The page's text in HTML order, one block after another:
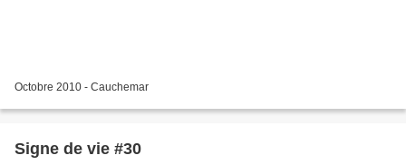
Octobre 2010 - Cauchemar
Signe de vie #30